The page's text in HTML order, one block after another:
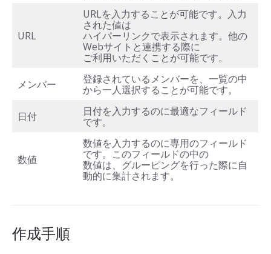
URL
URLを入力することが可能です。入力
された値は
ハイパーリンクで表示されます。他の
Webサイトと連携する際に
ご利用いただくことが可能です。
メンバー
登録されているメンバーを、一覧の中
から一人選択することが可能です。
日付
日付を入力するのに最適なフィールド
です。
数値
数値を入力するのに専用のフィールド
です。このフィールドの中の
数値は、グルーピングを行った際に自
動的に集計されます。
作成手順